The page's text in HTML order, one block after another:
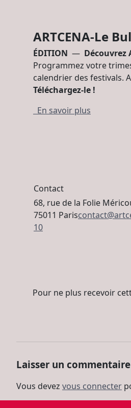
ARTCENA-Le
ÉDITION — Découvrez
Programmez votre
calendrier des festivals.
Téléchargez-le !
En savoir plus
Contact
68, rue de la Folie
75011 Paris
10
Pour ne plus recevoir
Laisser un commentaire
Vous devez vous connecter